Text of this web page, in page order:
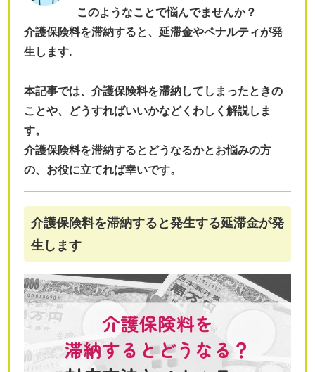
このようなことで悩んでませんか？
介護保険料を滞納すると、延滞金やペナルティが発
生します.
本記事では、介護保険料を滞納してしまったときの
ことや、どうすればいいかなどくわしく解説しま
す。
介護保険料を滞納するとどうなるかとお悩みの方
の、お役に立てれば幸いです。
介護保険料を滞納すると発生する延滞金が発
生します